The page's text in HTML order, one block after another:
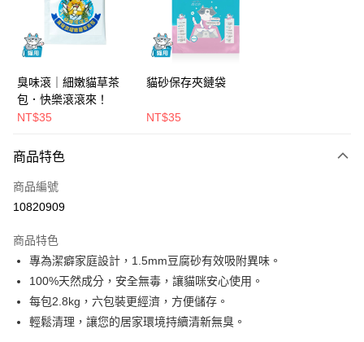
街口支付
悠遊付
Google Pay
大哥付你分期
相關說明
1.本服務由台灣大哥大提供，台灣大哥大用戶可立即使用無須另外申請。
流程，驗證手機門號後，選擇欲分期的期數、繳款截止日，確認付款後即完
成交易。
消。如遇「轉專審核」未通過狀況，表示未達大哥付你分期系統評分，恕無
法說明評估內容。
【繳款方式說明】
1.分期款項不併入電信帳單，「大哥付你分期」於每月結算日後寄送繳費提
醒簡訊。
2.透過簡訊連結打開帳單後，可選擇「超商條碼／台灣大直營門市／銀行轉
AFTEE先享後付
【關於「AFTEE先享後付」】
AFTEE先享後付是「在收到商品之後才付款」的支付方式。 讓您購物簡單
１．簡單：不需註冊會員、不需綁卡、不需儲值。
３．安心：先確認商品／服務後，再付款。
【「AFTEE先享後付」結帳流程】
１．於結帳方式選擇「AFTEE先享後付」後，將跳轉至「AFTEE先享後付」
結帳頁面，進行簡訊認證並確認金額後，即可完成結帳。
ATM付款
運送方式
每筆NT$100，滿NT$1,200(含以上)免運費
郵局(下單後不含六日3天出貨、無貨到付款)
臭味滾｜細嫩貓草茶
包．快樂滾滾來！
NT$35
貓砂保存夾鏈袋
NT$35
商品特色
商品編號
10820909
商品特色
專為潔癖家庭設計，1.5mm豆腐砂有效吸附異味。
100%天然成分，安全無毒，讓貓咪安心使用。
每包2.8kg，六包裝更經濟，方便儲存。
輕鬆清理，讓您的居家環境持續清新無臭。